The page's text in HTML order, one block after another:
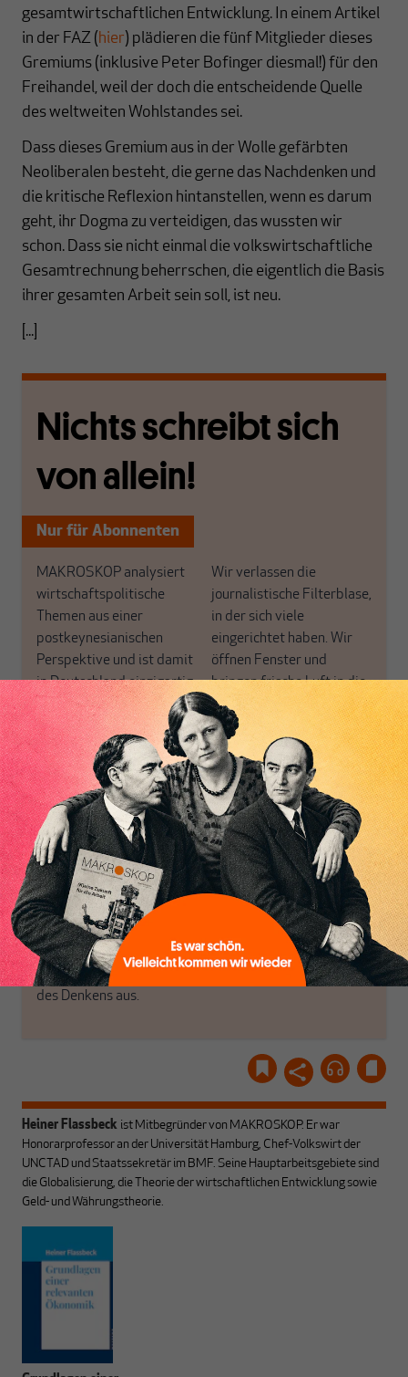
gesamtwirtschaftlichen Entwicklung. In einem Artikel
in der FAZ (hier) plädieren die fünf Mitglieder dieses
Gremiums (inklusive Peter Bofinger diesmal!) für den
Freihandel, weil der doch die entscheidende Quelle
des weltweiten Wohlstandes sei.
Dass dieses Gremium aus in der Wolle gefärbten
Neoliberalen besteht, die gerne das Nachdenken und
die kritische Reflexion hintanstellen, wenn es darum
geht, ihr Dogma zu verteidigen, das wussten wir
schon. Dass sie nicht einmal die volkswirtschaftliche
Gesamtrechnung beherrschen, die eigentlich die Basis
ihrer gesamten Arbeit sein soll, ist neu.
[...]
Nichts schreibt sich
von allein!
Nur für Abonnenten
MAKROSKOP analysiert
wirtschaftspolitische
Themen aus einer
postkeynesianischen
Perspektive und ist damit
in Deutschland einzigartig.
MAKROSKOP steht für
das große Ganze. Wir
haben einen Blick auf
Geld, Wirtschaft und
Politik, den Sie so
woanders nicht finden.
Dabei leben wir von
unseren Autoren, ihren
Recherchen, ihrem Wissen
und ihrem Enthusiasmus.
Gemeinsam scheren wir
aus den schmaler
werdenden Leitplanken
des Denkens aus.
Wir verlassen die
journalistische Filterblase,
in der sich viele
eingerichtet haben. Wir
öffnen Fenster und
bringen frische Luft in die
engen und verstaubten
Debattenräume.
Brauchen Sie auch frische
Luft? Dann folgen Sie
einfach dem Button.
ABONNIEREN SIE
MAKROSKOP
Schon Abonnent? Dann
hier einloggen!
Heiner Flassbeck ist Mitbegründer von MAKROSKOP. Er war
Honorarprofessor an der Universität Hamburg, Chef-Volkswirt der
UNCTAD und Staatssekretär im BMF. Seine Hauptarbeitsgebiete sind
die Globalisierung, die Theorie der wirtschaftlichen Entwicklung sowie
Geld- und Währungstheorie.